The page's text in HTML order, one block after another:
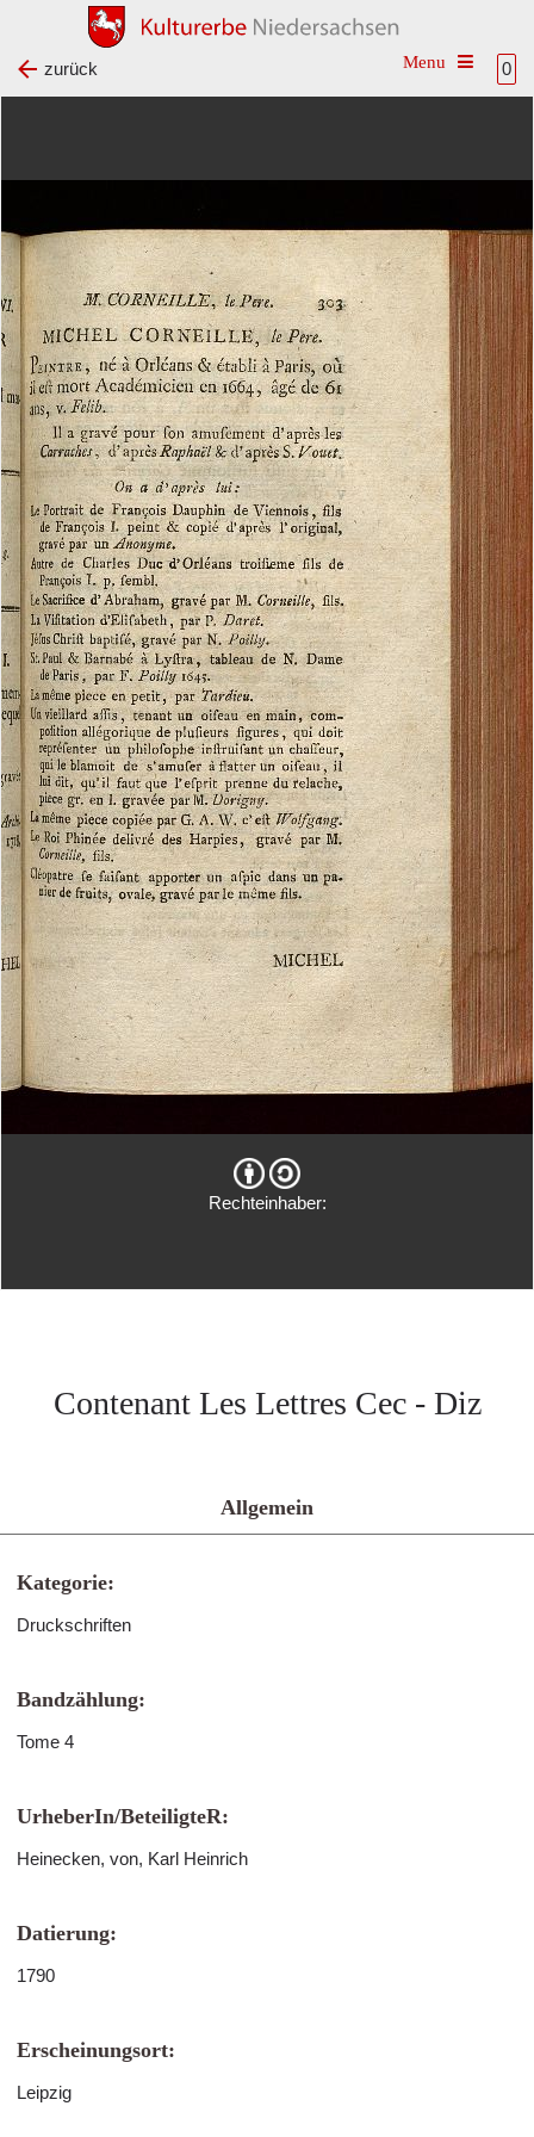
0
Toggle
zurück
Rechteinhaber:
Contenant Les Lettres Cec - Diz
Allgemein
Kategorie:
Druckschriften
Bandzählung:
Tome 4
UrheberIn/BeteiligteR:
Heinecken, von, Karl Heinrich
Datierung:
1790
Erscheinungsort:
Leipzig